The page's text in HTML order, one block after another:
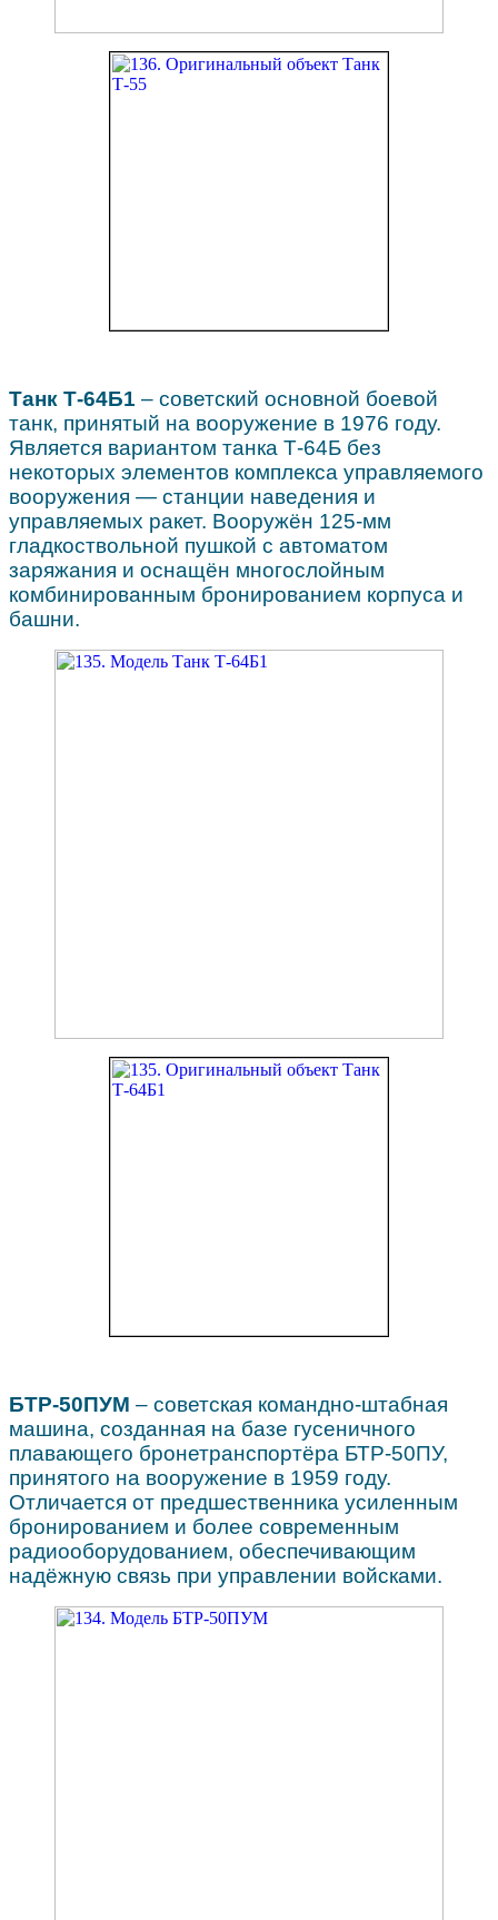
Танк Т-64Б1 – советский основной боевой
танк, принятый на вооружение в 1976 году.
Является вариантом танка Т-64Б без
некоторых элементов комплекса управляемого
вооружения — станции наведения и
управляемых ракет. Вооружён 125-мм
гладкоствольной пушкой с автоматом
заряжания и оснащён многослойным
комбинированным бронированием корпуса и
башни.
БТР-50ПУМ – советская командно-штабная
машина, созданная на базе гусеничного
плавающего бронетранспортёра БТР-50ПУ,
принятого на вооружение в 1959 году.
Отличается от предшественника усиленным
бронированием и более современным
радиооборудованием, обеспечивающим
надёжную связь при управлении войсками.